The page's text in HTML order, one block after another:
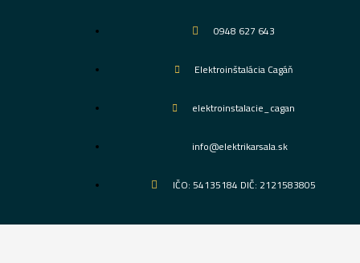
0948 627 643
Elektroinštalácia Cagáň
elektroinstalacie_cagan
info@elektrikarsala.sk
IČO: 54135184 DIČ: 2121583805